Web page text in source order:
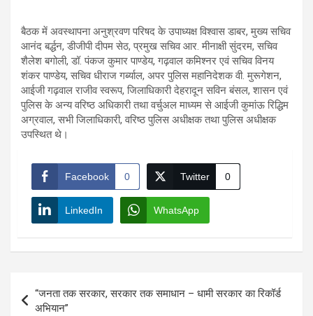
बैठक में अवस्थापना अनुश्रवण परिषद के उपाध्यक्ष विश्वास डाबर, मुख्य सचिव
आनंद बर्द्धन, डीजीपी दीपम सेठ, प्रमुख सचिव आर. मीनाक्षी सुंदरम, सचिव
शैलेश बगोली, डॉ. पंकज कुमार पाण्डेय, गढ़वाल कमिश्नर एवं सचिव विनय
शंकर पाण्डेय, सचिव धीराज गर्ब्याल, अपर पुलिस महानिदेशक वी. मुरूगेशन,
आईजी गढ़वाल राजीव स्वरूप, जिलाधिकारी देहरादून सविन बंसल, शासन एवं
पुलिस के अन्य वरिष्ठ अधिकारी तथा वर्चुअल माध्यम से आईजी कुमांऊ रिद्धिम
अग्रवाल, सभी जिलाधिकारी, वरिष्ठ पुलिस अधीक्षक तथा पुलिस अधीक्षक
उपस्थित थे।
Facebook 0 Twitter 0
LinkedIn WhatsApp
navigation
“जनता तक सरकार, सरकार तक समाधान – धामी सरकार का रिकॉर्ड
अभियान”